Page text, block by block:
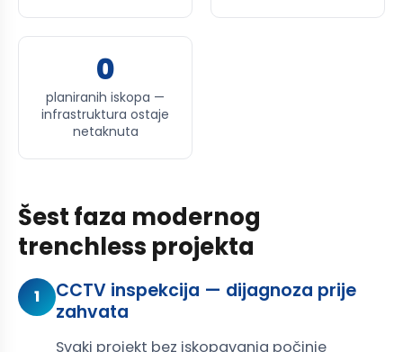
0
planiranih iskopa —
infrastruktura ostaje
netaknuta
Šest faza modernog
trenchless projekta
1
CCTV inspekcija — dijagnoza prije
zahvata
Svaki projekt bez iskopavanja počinje